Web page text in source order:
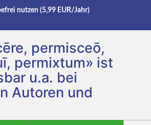
nutzen (5,99 EUR/Jahr)
permisceō,
permixtum» ist
u.a. bei
Autoren und